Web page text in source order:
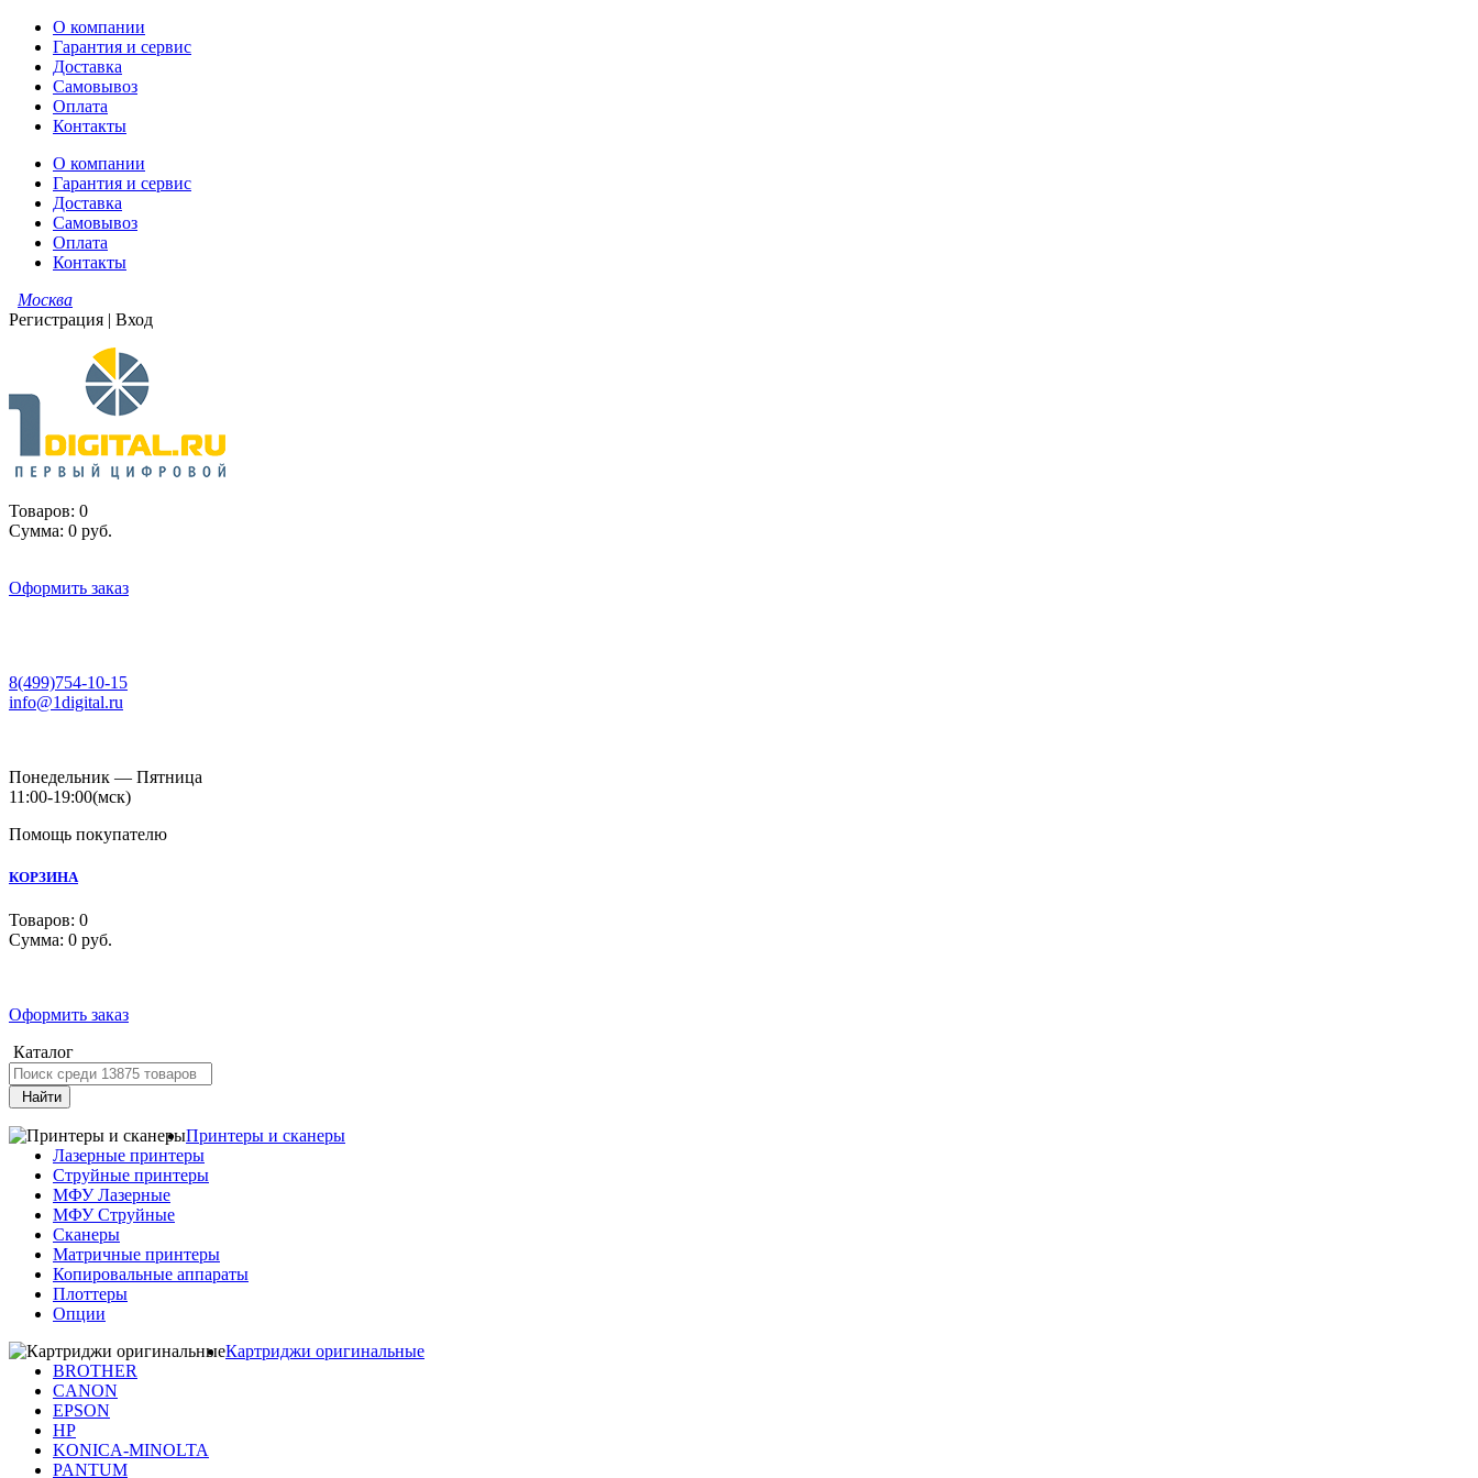
О компании
Гарантия и сервис
Доставка
Самовывоз
Оплата
Контакты
О компании
Гарантия и сервис
Доставка
Самовывоз
Оплата
Контакты
Москва
Регистрация | Вход
Товаров: 0
Сумма: 0 руб.
Оформить заказ
8(499)754-10-15
info@1digital.ru
Понедельник — Пятница
11:00-19:00(мск)
Помощь покупателю
КОРЗИНА
Товаров: 0
Сумма: 0 руб.
Оформить заказ
Каталог
Найти
Принтеры и сканеры
Лазерные принтеры
Струйные принтеры
МФУ Лазерные
МФУ Струйные
Сканеры
Матричные принтеры
Копировальные аппараты
Плоттеры
Опции
Картриджи оригинальные
BROTHER
CANON
EPSON
HP
KONICA-MINOLTA
PANTUM